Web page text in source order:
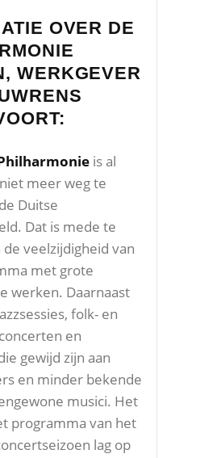
OVER DE
WERKGEVER
is al
meer weg te
Duitse
Dat is mede te
de veelzijdigheid van
met grote
werken. Daarnaast
folk- en
en
gewijd zijn aan
en minder bekende
musici. Het
programma van het
lag op